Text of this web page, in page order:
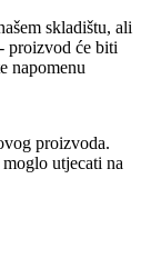
skladištu, ali
proizvod će biti
napomenu
proizvoda.
utjecati na